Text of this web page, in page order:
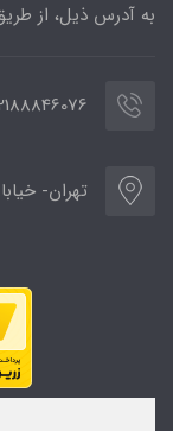
به آدرس ذیل، از
09197798772
تهران-